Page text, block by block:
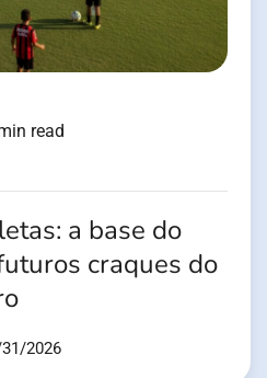
read
a base do
craques do
2026